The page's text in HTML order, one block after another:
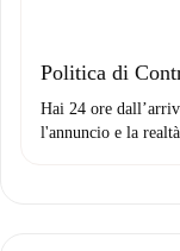
solo se non
Politica di
Hai 24 ore
l'annuncio e la